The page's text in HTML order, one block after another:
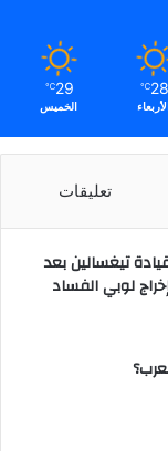
28
℃
29
℃
الخميس
تعليقات
تيغسالين بعد
لوبي الفساد